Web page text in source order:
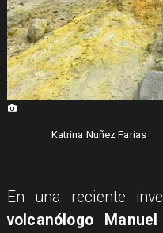
Katrina Nuñez Farias
En una reciente
volcanólogo